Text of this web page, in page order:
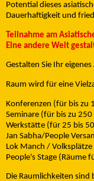
Potential dieses
Dauerhaftigkeit und
Teilnahme am
Eine andere Welt
Gestalten Sie Ihr
Raum wird für eine
Konferenzen (für bis zu
Seminare (für bis zu
Werkstätte (für 25 bis
Jan Sabha/People
Lok Manch /
People's Stage (Räume
Die Raumlichkeiten sind